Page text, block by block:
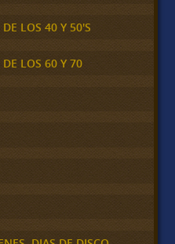
LOS 40 Y 50'S
LOS 60 Y 70